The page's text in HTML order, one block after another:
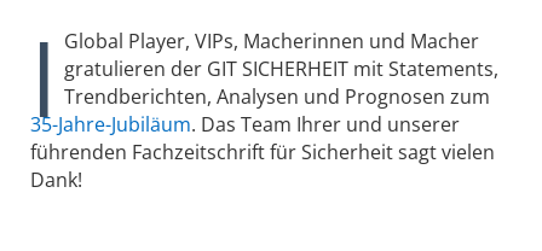
|
Global Player, VIPs, Macherinnen und Macher
gratulieren der GIT SICHERHEIT mit Statements,
Trendberichten, Analysen und Prognosen zum
35-Jahre-Jubiläum. Das Team Ihrer und unserer
führenden Fachzeitschrift für Sicherheit sagt vielen
Dank!